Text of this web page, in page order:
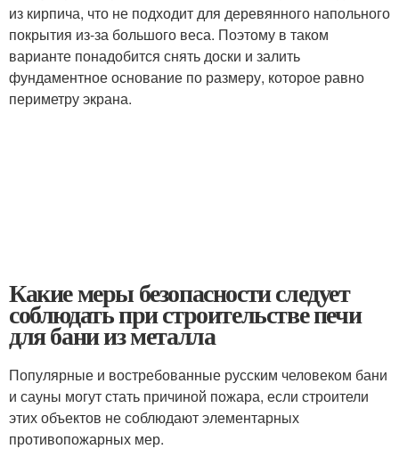
из кирпича, что не подходит для деревянного напольного
покрытия из-за большого веса. Поэтому в таком
варианте понадобится снять доски и залить
фундаментное основание по размеру, которое равно
периметру экрана.
Какие меры безопасности следует
соблюдать при строительстве печи
для бани из металла
Популярные и востребованные русским человеком бани
и сауны могут стать причиной пожара, если строители
этих объектов не соблюдают элементарных
противопожарных мер.